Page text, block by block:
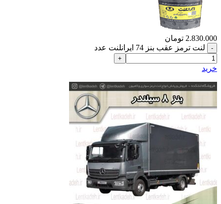
2.830.000 تومان
لنت ترمز عقب بنز 74 ایرانلنت عدد
خرید